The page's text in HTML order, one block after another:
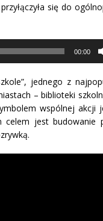
się do
00:00
jednego z
– biblioteki
wspólnej akcji
jest budowanie